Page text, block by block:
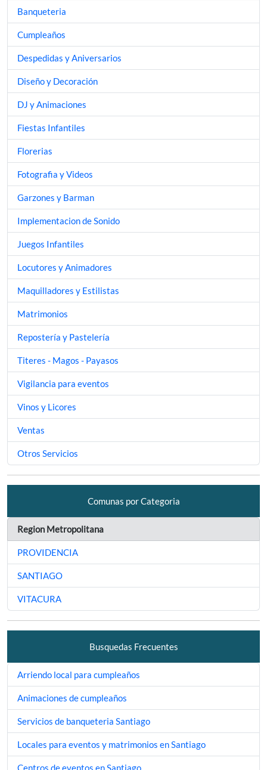
Banqueteria
Cumpleaños
Despedidas y Aniversarios
Diseño y Decoración
DJ y Animaciones
Fiestas Infantiles
Florerias
Fotografia y Videos
Garzones y Barman
Implementacion de Sonido
Juegos Infantiles
Locutores y Animadores
Maquilladores y Estilistas
Matrimonios
Repostería y Pastelería
Titeres - Magos - Payasos
Vigilancia para eventos
Vinos y Licores
Ventas
Otros Servicios
Comunas por Categoria
Region Metropolitana
PROVIDENCIA
SANTIAGO
VITACURA
Busquedas Frecuentes
Arriendo local para cumpleaños
Animaciones de cumpleaños
Servicios de banqueteria Santiago
Locales para eventos y matrimonios en Santiago